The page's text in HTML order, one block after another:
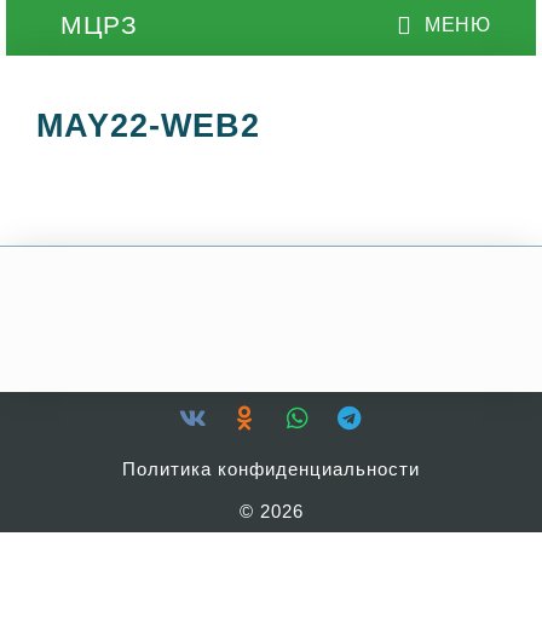
MAY22-WEB2
© 2026
Политика конфиденциальности